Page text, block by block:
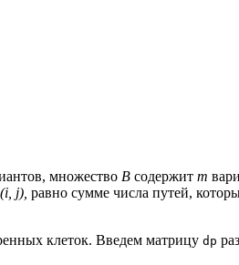
множество B содержит m
(i, j), равно сумме числа путей,
клеток. Введем матрицу dp